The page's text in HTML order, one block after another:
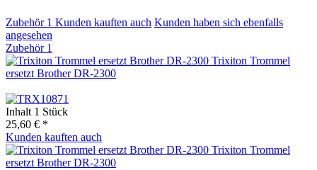
Zubehör 1 Kunden kauften auch Kunden haben sich ebenfalls
angesehen
Zubehör 1
Trixiton Trommel
ersetzt Brother DR-2300
Inhalt 1 Stück
25,60 € *
Kunden kauften auch
Trixiton Trommel
ersetzt Brother DR-2300